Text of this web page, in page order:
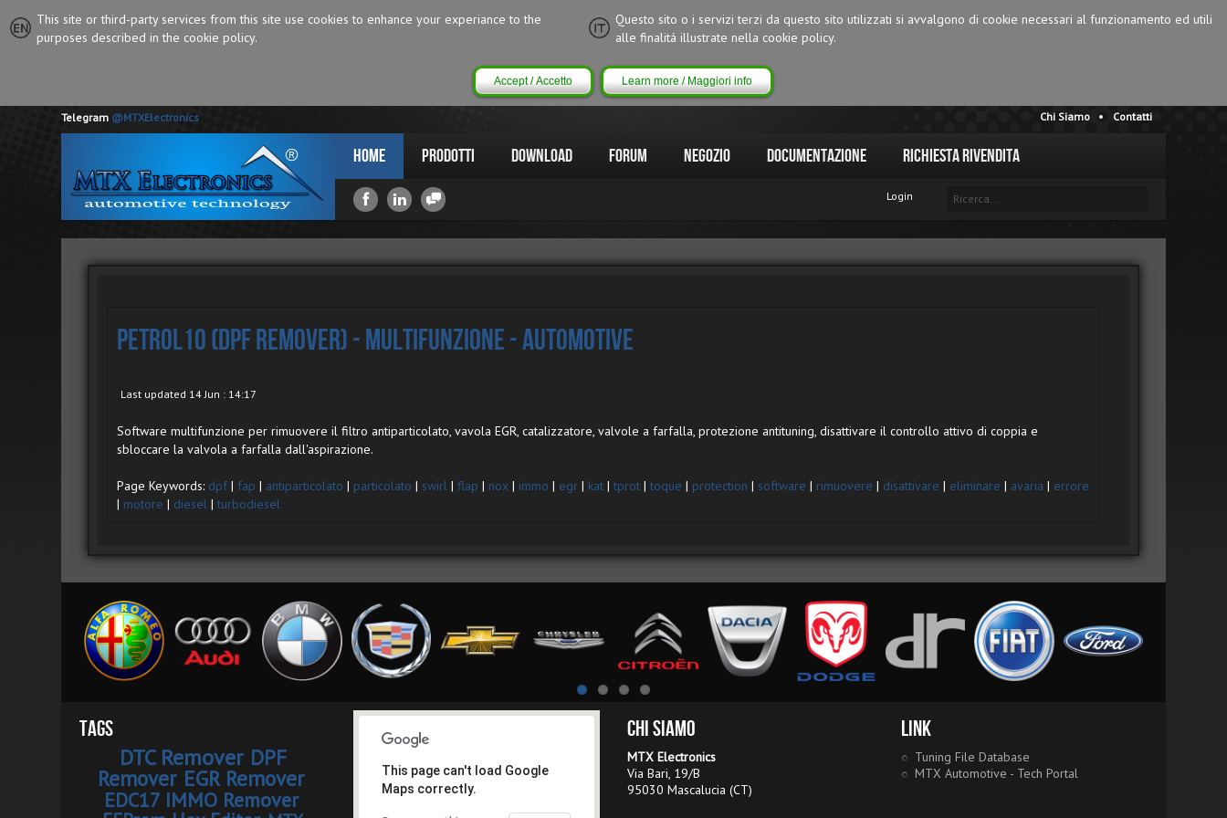
This site or third-party services from this site use cookies to enhance your experiance to the
purposes described in the cookie policy.
Questo sito o i servizi terzi da questo sito utilizzati si avvalgono di cookie necessari al funzionamento ed utili
alle finalitá illustrate nella cookie policy.
Accept / Accetto Learn more / Maggiori info
Telegram @MTXElectronics Chi Siamo Contatti
Home Prodotti Download Forum Negozio Documentazione Richiesta Rivendita
Login
Petrol10 (DPF Remover) - Multifunzione - Automotive
Last updated 14 Jun : 14:17
Software multifunzione per rimuovere il filtro antiparticolato, vavola EGR, catalizzatore, valvole a farfalla, protezione antituning, disattivare il controllo attivo di coppia e
sbloccare la valvola a farfalla dall'aspirazione.
Page Keywords: dpf | fap | antiparticolato | particolato | swirl | flap | nox | immo | egr | kat |tprot |toque | protection | software | rimuovere | disattivare | eliminare | avaria | errore
| motore | diesel |turbodiesel
Tags
DTC Remover DPF
Remover EGR Remover
EDC17 IMMO Remover
This page can't load Google
Maps correctly.
Chi Siamo
MTX Electronics
Via Bari, 19/B
95030 Mascalucia (CT)
Link
Tuning File Database
MTX Automotive - Tech Portal